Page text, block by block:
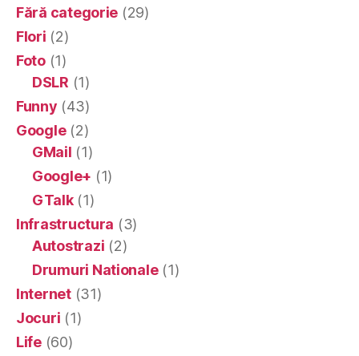
Fără categorie (29)
Flori (2)
Foto(1)
DSLR (1)
Funny (43)
Google(2)
GMail (1)
Google+ (1)
GTalk(1)
Infrastructura (3)
Autostrazi (2)
Drumuri Nationale(1)
Internet(31)
Jocuri (1)
Life(60)